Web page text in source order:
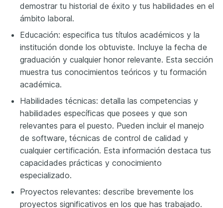
demostrar tu historial de éxito y tus habilidades en el
ámbito laboral.
Educación: especifica tus títulos académicos y la
institución donde los obtuviste. Incluye la fecha de
graduación y cualquier honor relevante. Esta sección
muestra tus conocimientos teóricos y tu formación
académica.
Habilidades técnicas: detalla las competencias y
habilidades específicas que posees y que son
relevantes para el puesto. Pueden incluir el manejo
de software, técnicas de control de calidad y
cualquier certificación. Esta información destaca tus
capacidades prácticas y conocimiento
especializado.
Proyectos relevantes: describe brevemente los
proyectos significativos en los que has trabajado.